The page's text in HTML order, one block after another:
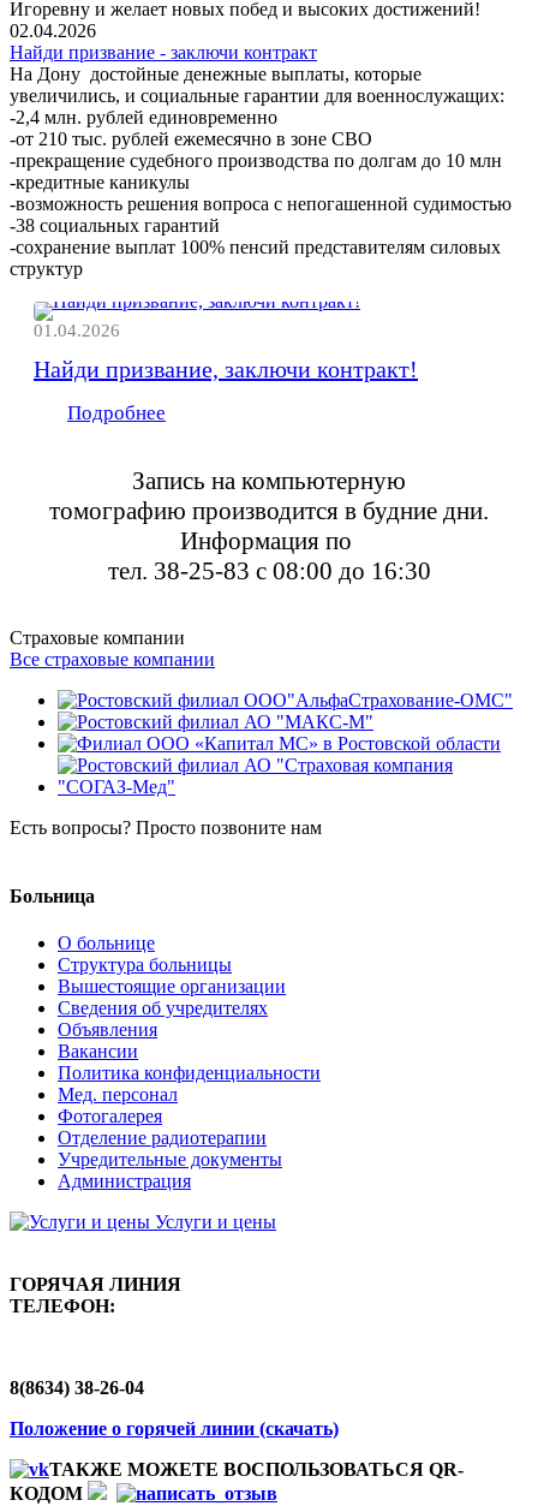
Игоревну и желает новых побед и высоких достижений!
02.04.2026
Найди призвание - заключи контракт
На Дону достойные денежные выплаты, которые
увеличились, и социальные гарантии для военнослужащих:
-2,4 млн. рублей единовременно
-от 210 тыс. рублей ежемесячно в зоне СВО
-прекращение судебного производства по долгам до 10 млн
-кредитные каникулы
-возможность решения вопроса с непогашенной судимостью
-38 социальных гарантий
-сохранение выплат 100% пенсий представителям силовых
структур
01.04.2026
Найди призвание, заключи контракт!
Подробнее
Запись на компьютерную
томографию производится в будние дни.
Информация по
тел. 38-25-83 с 08:00 до 16:30
Страховые компании
Все страховые компании
Есть вопросы? Просто позвоните нам
Больница
О больнице
Структура больницы
Вышестоящие организации
Сведения об учредителях
Объявления
Вакансии
Политика конфиденциальности
Мед. персонал
Фотогалерея
Отделение радиотерапии
Учредительные документы
Администрация
Услуги и цены
ГОРЯЧАЯ ЛИНИЯ
ТЕЛЕФОН:
8(8634) 38-26-04
Положение о горячей линии (скачать)
ТАКЖЕ МОЖЕТЕ ВОСПОЛЬЗОВАТЬСЯ QR-
КОДОМ